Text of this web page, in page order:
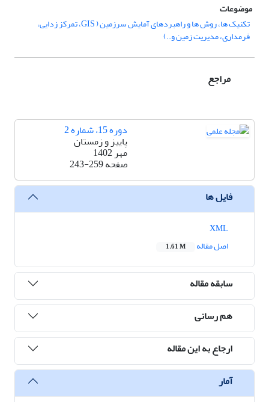
موضوعات
تکنیک ها، روش ها و راهبردهای آمایش سرزمین ( GIS، تمرکز زدایی،
فرمداری، مدیریت زمین و..)
مراجع
دوره 15، شماره 2
پاییز و زمستان
مهر 1402
صفحه243-259
فایل ها
اصل مقاله
1.61 M
سابقه مقاله
هم رسانی
ارجاع به این مقاله
آمار